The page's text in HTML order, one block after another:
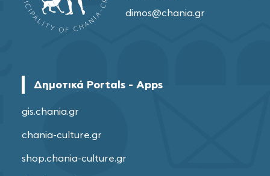
dimos@chania.gr
Δημοτικά Portals - Apps
gis.chania.gr
chania-culture.gr
shop.chania-culture.gr